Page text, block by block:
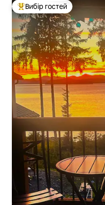
Топ вибір гостей
Вибір гостей